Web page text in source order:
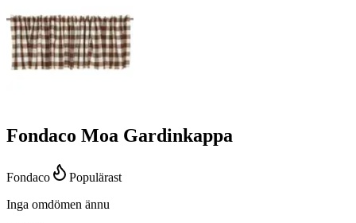
Fondaco Moa Gardinkappa
Fondaco
Populärast
Inga omdömen ännu